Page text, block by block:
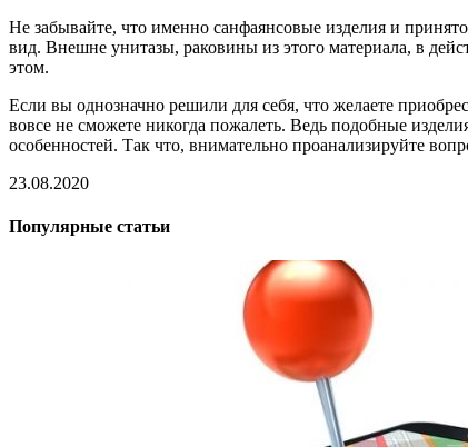
Не забывайте, что именно санфаянсовые изделия и
вид. Внешне унитазы, раковины из этого материала, в
этом.
Если вы однозначно решили для себя, что желаете
вовсе не сможете никогда пожалеть. Ведь подобные
особенностей. Так что, внимательно проанализируйте
23.08.2020
Популярные статьи